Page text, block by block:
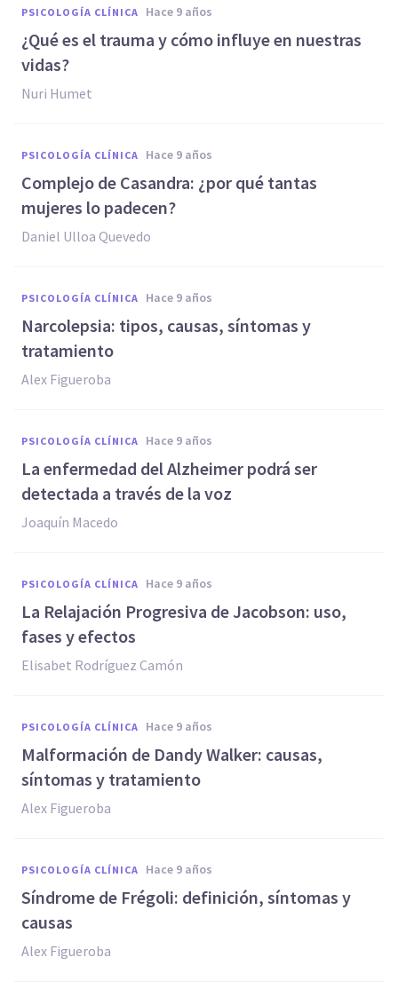
PSICOLOGÍA CLÍNICA hace 9 años
¿Qué es el trauma y cómo influye en nuestras
vidas?
Nuri Humet
PSICOLOGÍA CLÍNICA hace 9 años
Complejo de Casandra: ¿por qué tantas
mujeres lo padecen?
Daniel Ulloa Quevedo
PSICOLOGÍA CLÍNICA hace 9 años
Narcolepsia: tipos, causas, síntomas y
tratamiento
Alex Figueroba
PSICOLOGÍA CLÍNICA hace 9 años
La enfermedad del Alzheimer podrá ser
detectada a través de la voz
Joaquín Macedo
PSICOLOGÍA CLÍNICA hace 9 años
La Relajación Progresiva de Jacobson: uso,
fases y efectos
Elisabet Rodríguez Camón
PSICOLOGÍA CLÍNICA hace 9 años
Malformación de Dandy Walker: causas,
síntomas y tratamiento
Alex Figueroba
PSICOLOGÍA CLÍNICA hace 9 años
Síndrome de Frégoli: definición, síntomas y
causas
Alex Figueroba